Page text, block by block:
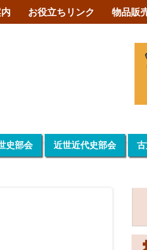
お役立ちリンク 物品販
史部会 近世近代史部会